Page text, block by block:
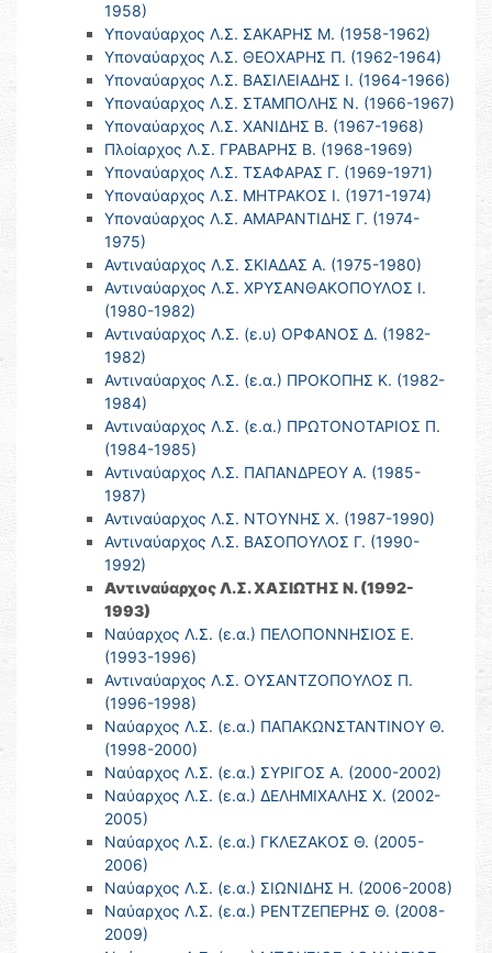
1958)
Υποναύαρχος Λ.Σ. ΣΑΚΑΡΗΣ Μ. (1958-1962)
Υποναύαρχος Λ.Σ. ΘΕΟΧΑΡΗΣ Π. (1962-1964)
Υποναύαρχος Λ.Σ. ΒΑΣΙΛΕΙΑΔΗΣ Ι. (1964-1966)
Υποναύαρχος Λ.Σ. ΣΤΑΜΠΟΛΗΣ Ν. (1966-1967)
Υποναύαρχος Λ.Σ. ΧΑΝΙΔΗΣ Β. (1967-1968)
Πλοίαρχος Λ.Σ. ΓΡΑΒΑΡΗΣ Β. (1968-1969)
Υποναύαρχος Λ.Σ. ΤΣΑΦΑΡΑΣ Γ. (1969-1971)
Υποναύαρχος Λ.Σ. ΜΗΤΡΑΚΟΣ Ι. (1971-1974)
Υποναύαρχος Λ.Σ. ΑΜΑΡΑΝΤΙΔΗΣ Γ. (1974-
1975)
Αντιναύαρχος Λ.Σ. ΣΚΙΑΔΑΣ Α. (1975-1980)
Αντιναύαρχος Λ.Σ. ΧΡΥΣΑΝΘΑΚΟΠΟΥΛΟΣ Ι.
(1980-1982)
Αντιναύαρχος Λ.Σ. (ε.υ) ΟΡΦΑΝΟΣ Δ. (1982-
1982)
Αντιναύαρχος Λ.Σ. (ε.α.) ΠΡΟΚΟΠΗΣ Κ. (1982-
1984)
Αντιναύαρχος Λ.Σ. (ε.α.) ΠΡΩΤΟΝΟΤΑΡΙΟΣ Π.
(1984-1985)
Αντιναύαρχος Λ.Σ. ΠΑΠΑΝΔΡΕΟΥ Α. (1985-
1987)
Αντιναύαρχος Λ.Σ. ΝΤΟΥΝΗΣ Χ. (1987-1990)
Αντιναύαρχος Λ.Σ. ΒΑΣΟΠΟΥΛΟΣ Γ. (1990-
1992)
Αντιναύαρχος Λ.Σ. ΧΑΣΙΩΤΗΣ Ν. (1992-
1993)
Ναύαρχος Λ.Σ. (ε.α.) ΠΕΛΟΠΟΝΝΗΣΙΟΣ Ε.
(1993-1996)
Αντιναύαρχος Λ.Σ. ΟΥΣΑΝΤΖΟΠΟΥΛΟΣ Π.
(1996-1998)
Ναύαρχος Λ.Σ. (ε.α.) ΠΑΠΑΚΩΝΣΤΑΝΤΙΝΟΥ Θ.
(1998-2000)
Ναύαρχος Λ.Σ. (ε.α.) ΣΥΡΙΓΟΣ Α. (2000-2002)
Ναύαρχος Λ.Σ. (ε.α.) ΔΕΛΗΜΙΧΑΛΗΣ Χ. (2002-
2005)
Ναύαρχος Λ.Σ. (ε.α.) ΓΚΛΕΖΑΚΟΣ Θ. (2005-
2006)
Ναύαρχος Λ.Σ. (ε.α.) ΣΙΩΝΙΔΗΣ Η. (2006-2008)
Ναύαρχος Λ.Σ. (ε.α.) ΡΕΝΤΖΕΠΕΡΗΣ Θ. (2008-
2009)